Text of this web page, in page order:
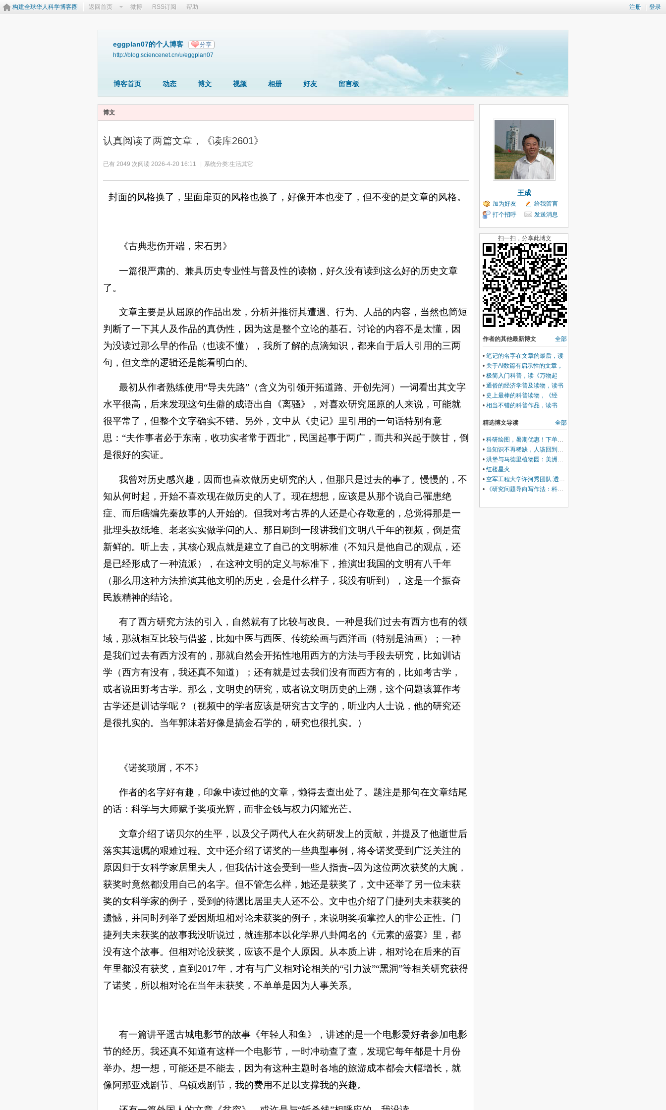
注册 登录
构建全球华人科学博客圈 返回首页 微博 RSS订阅 帮助
eggplan07的个人博客 分享
http://blog.sciencenet.cn/u/eggplan07
博客首页 动态 博文 视频 相册 好友 留言板
博文
认真阅读了两篇文章，《读库2601》
已有 2049 次阅读 2026-4-20 16:11 系统分类:生活其它
封面的风格换了，里面扉页的风格也换了，好像开本也变了，但不变的是文章的风格。
《古典悲伤开端，宋石男》
一篇很严肃的、兼具历史专业性与普及性的读物，好久没有读到这么好的历史文章
了。
文章主要是从屈原的作品出发，分析并推衍其遭遇、行为、人品的内容 ，当然也简短
判断了一下其人及作品的真伪性，因为这是整个立论的基石。讨论的内容不是太懂，因
为没读过那么早的作品（也读不懂），我所了解的点滴知识，都来自于后人引用的三两
句，但文章的逻辑还是能看明白的。
最初从作者熟练使用“导夫先路” （含义为引领开拓道路、开创先河）一词看出其文字
水平很高，后来发现这句生僻的成语出自《离骚》，对喜欢研究屈原的人来说，可能就
很平常了 ，但整个文字确实不错。另外， 文中从《史记》里引用的一句话特别有意
思： “夫作事者必于东南，收功实者常于西北” ，民国起事于两广，而共和兴起于陕甘，倒
是很好的实证。
我曾对历史感兴趣，因而也喜欢做历史研究的人，但那只是过去的事了。慢慢的，不
知从何时起，开始不喜欢现在做历史的人了。现在想想，应该是从那个说自己罹患绝
症、而后瞎编先秦故事的人开始的。但我对考古界的人还是心存敬意的，总觉得那是一
批埋头故纸堆、老老实实做学问的人。那日刷到一段讲我们文明八千年的视频，倒是蛮
新鲜的。听上去，其核心观点就是建立了自己的文明标准（不知只是他自己的观点，还
是已经形成了一种流派），在这种文明的定义与标准下，推演出我国的文明有八千年
（那么用这种方法推演其他文明的历史，会是什么样子，我没有听到），这是一个振奋
民族精神的结论。
有了西方研究方法的引入，自然就有了比较与改良。一种是我们过去有西方也有的领
域，那就相互比较与借鉴，比如中医与西医、传统绘画与西洋画（特别是油画）；一种
是我们过去有西方没有的，那就自然会开拓性地用西方的方法与手段去研究，比如训诂
学（西方有没有，我还真不知道）；还有就是过去我们没有而西方有的，比如考古学，
或者说田野考古学。那么，文明史的研究，或者说文明历史的上溯，这个问题该算作考
古学还是训诂学呢？（视频中的学者应该是研究古文字的，听业内人士说，他的研究还
是很扎实的。当年郭沫若好像是搞金石学的，研究也很扎实。）
《诺奖琐屑，不不》
作者的名字好有趣，印象中读过他的文章，懒得去查出处了。题注是那句在文章结尾
的话：科学与大师赋予奖项光辉，而非金钱与权力闪耀光芒。
文章介绍了诺贝尔的生平，以及父子两代人在火药研发上的贡献，并提及了他逝世后
落实其遗嘱的艰难过程。文中还介绍了诺奖的一些典型事例，将令诺奖受到广泛关注的
原因归于女科学家居里夫人，但我估计这会受到一些人指责--因为这位两次获奖的大腕 ，
获奖时竟然都没用 自己的名字。但不管怎么样，她还是获奖了，文中还举了另一位未获
奖的女科学家的例子 ，受到的待遇比居里夫人还不公。文中也介绍了门捷列夫未获奖的
遗憾，并同时列举了爱因斯坦相对论未获奖的例子，来说明奖项掌控人的非公正性。门
捷列夫未获奖的故事我没听说过，就连那本以化学界八卦闻名的《元素的盛宴》里，都
没有这个故事。但相对论没获奖，应该不是个人原因。从本质上讲，相对论在后来的百
年里都没有获奖，直到 2017年，才有与广义相对论相关的“引力波”“黑洞”等相关研究获得
了诺奖，所以相对论在当年未获奖，不单单是因为人事关系。
有一篇讲平遥古城电影节的故事《年轻人和鱼》，讲述的是一个电影爱好者参加电影
节的经历。我还真不知道有这样一个电影节，一时冲动查了查，发现它每年都是十月份
举办。想一想，可能还是不能去，因为有这种主题时各地的旅游成本都会大幅增长，就
像阿那亚戏剧节、乌镇戏剧节，我的费用不足以支撑我的兴趣。
王成
加为好友
给我留言
打个招呼
发送消息
扫一扫，分享此博文
全部
作者的其他最新博文
• 笔记的名字在文章的最后，读
《存在主义咖啡馆》
• 关于AI数篇有启示性的文章，
《书城2607》
• 极简入门科普，读《万物起
源》
• 通俗的经济学普及读物，读书
《经济学的思维方式》
• 史上最棒的科普读物，《经
度》
• 相当不错的科普作品，读书
全部
精选博文导读
• 科研绘图，暑期优惠！下单立减500元
• 当知识不再稀缺，人该回到哪里？——准大学生的暑假，请留白
• 洪堡与马德里植物园：美洲生物地理学诞生的西班牙根基
• 红楼星火
• 空军工程大学许河秀团队:透明混沌编码超表面，解锁雷达-红外兼容隐身多尺度设计
•
《研究问题导向写作法：科研萌新首篇SCI/SSCI通关笔记》前言